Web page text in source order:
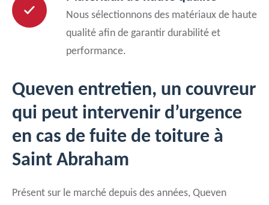
Nous sélectionnons des matériaux de haute
qualité afin de garantir durabilité et
performance.
Queven entretien, un couvreur
qui peut intervenir d’urgence
en cas de fuite de toiture à
Saint Abraham
Présent sur le marché depuis des années, Queven